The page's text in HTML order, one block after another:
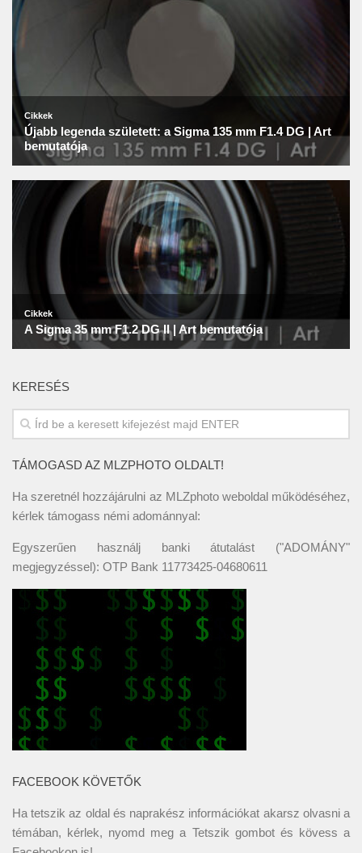
KERESÉS
TÁMOGASD AZ MLZPHOTO OLDALT!
Ha szeretnél hozzájárulni az MLZphoto weboldal működéséhez,
kérlek támogass némi adománnyal:
Egyszerűen használj banki átutalást ("ADOMÁNY"
megjegyzéssel): OTP Bank 11773425-04680611
FACEBOOK KÖVETŐK
Ha tetszik az oldal és naprakész információkat akarsz olvasni a
témában, kérlek, nyomd meg a Tetszik gombot és kövess a